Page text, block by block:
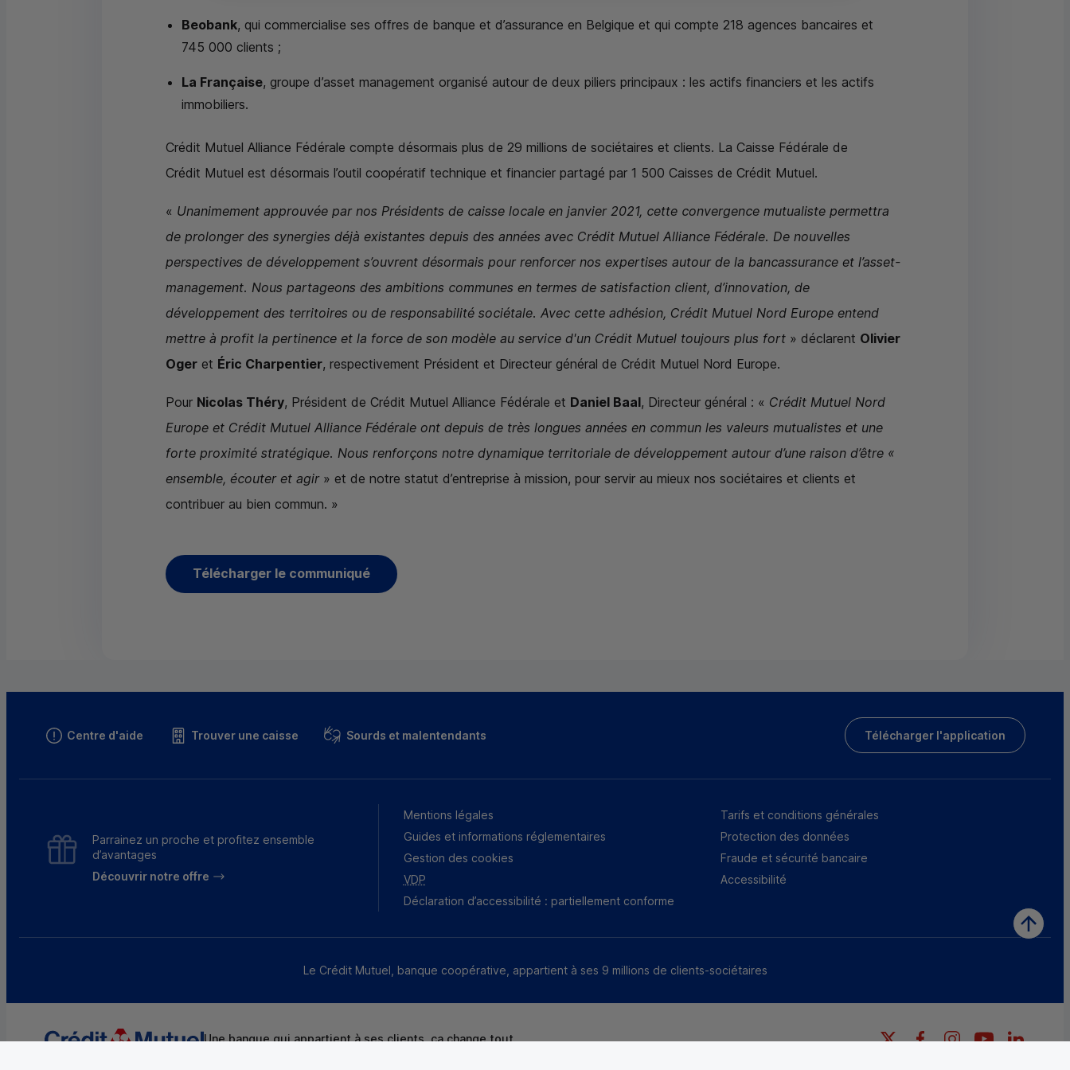
Beobank, qui commercialise ses offres de banque et d’assurance en Belgique et qui compte 218 agences bancaires et
745 000 clients ;
La Française, groupe d’asset management organisé autour de deux piliers principaux : les actifs financiers et les actifs
immobiliers.
Crédit Mutuel Alliance Fédérale compte désormais plus de 29 millions de sociétaires et clients. La Caisse Fédérale de
Crédit Mutuel est désormais l’outil coopératif technique et financier partagé par 1 500 Caisses de Crédit Mutuel.
« Unanimement approuvée par nos Présidents de caisse locale en janvier 2021, cette convergence mutualiste permettra
de prolonger des synergies déjà existantes depuis des années avec Crédit Mutuel Alliance Fédérale. De nouvelles
perspectives de développement s’ouvrent désormais pour renforcer nos expertises autour de la bancassurance et l’asset-
management. Nous partageons des ambitions communes en termes de satisfaction client, d’innovation, de
développement des territoires ou de responsabilité sociétale. Avec cette adhésion, Crédit Mutuel Nord Europe entend
mettre à profit la pertinence et la force de son modèle au service d'un Crédit Mutuel toujours plus fort » déclarent Olivier
Oger et Éric Charpentier, respectivement Président et Directeur général de Crédit Mutuel Nord Europe.
Pour Nicolas Théry, Président de Crédit Mutuel Alliance Fédérale et Daniel Baal, Directeur général : « Crédit Mutuel Nord
Europe et Crédit Mutuel Alliance Fédérale ont depuis de très longues années en commun les valeurs mutualistes et une
forte proximité stratégique. Nous renforçons notre dynamique territoriale de développement autour d’une raison d’être «
ensemble, écouter et agir» et de notre statut d’entreprise à mission, pour servir au mieux nos sociétaires et clients et
contribuer au bien commun. »
Télécharger le communiqué
Centre d'aide Trouver une caisse Sourds et malentendants Télécharger l'application
Parrainez un proche et profitez ensemble
d’avantages
Découvrir notre offre
Mentions légales
Tarifs et conditions générales
Guides et informations réglementaires
Protection des données
Gestion des cookies
Fraude et sécurité bancaire
VDP
Accessibilité
Déclaration d’accessibilité : partiellement conforme
Le Crédit Mutuel, banque coopérative, appartient à ses 9 millions de clients-sociétaires
Une banque qui appartient à ses clients, ça change tout. FacebookInstagram
YouTube